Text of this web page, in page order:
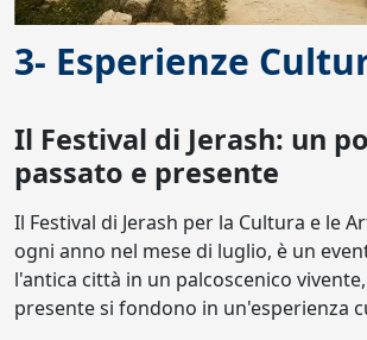
3- Esperienze
Il Festival di Jerash: un
passato e presente
Il Festival di Jerash per la Cultura e le
ogni anno nel mese di luglio, è un
l'antica città in un palcoscenico
presente si fondono in un'esperienza